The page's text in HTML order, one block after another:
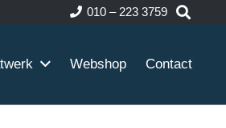
010 – 223 3759
Webshop Contact